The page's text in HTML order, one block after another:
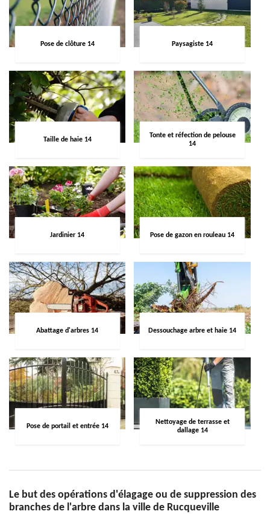
Pose de clôture 14 Paysagiste 14
Taille de haie 14
Tonte et réfection de pelouse
14
Jardinier 14 Pose de gazon en rouleau 14
Abattage d'arbres 14 Dessouchage arbre et haie 14
Pose de portail et entrée 14
Nettoyage de terrasse et
dallage 14
Le but des opérations d'élagage ou de suppression des
branches de l'arbre dans la ville de Rucqueville